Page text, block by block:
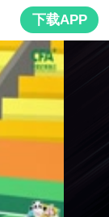
下载APP